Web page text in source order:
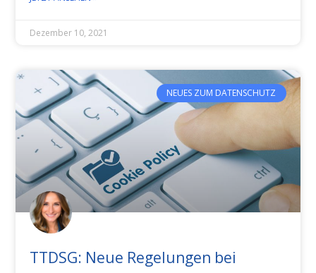
Dezember 10, 2021
NEUES ZUM DATENSCHUTZ
TTDSG: Neue Regelungen bei